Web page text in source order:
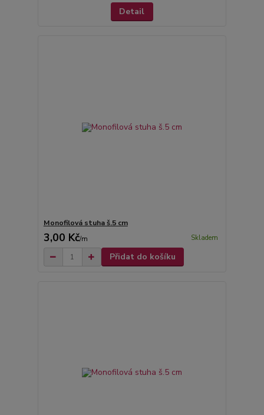
Detail
Monofilová stuha š.5 cm
3,00 Kč/m Skladem
Přidat do košíku